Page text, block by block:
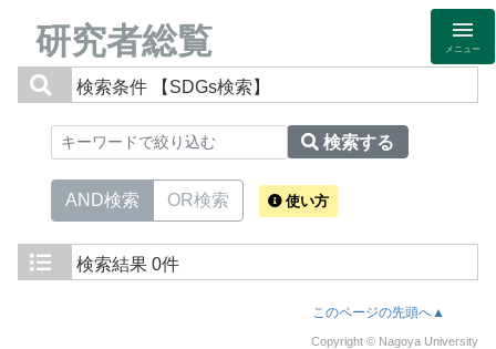
研究者総覧 メニュー
検索条件 【SDGs検索】
検索する
AND検索 OR検索 使い方
検索結果 0件
このページの先頭へ▲
Copyright © Nagoya University